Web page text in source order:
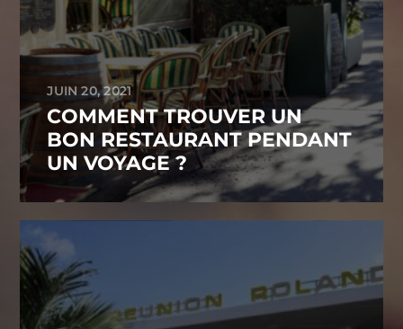
JUIN 20, 2021
COMMENT TROUVER UN
BON RESTAURANT PENDANT
UN VOYAGE ?